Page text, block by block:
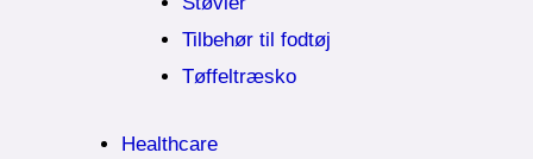
Tilbehør til fodtøj
Tøffeltræsko
Healthcare